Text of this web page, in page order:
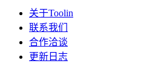
关于Toolin
联系我们
合作洽谈
更新日志